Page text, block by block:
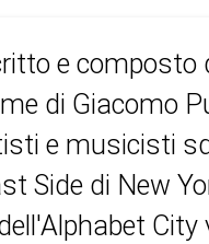
e
di Giacomo
e musicisti
Side di New